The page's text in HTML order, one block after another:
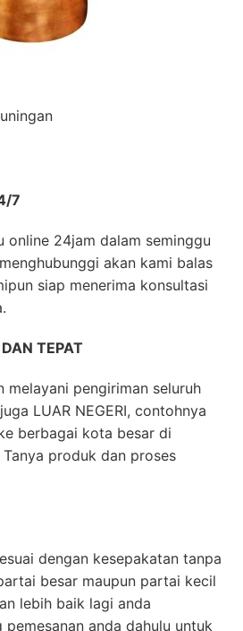
7
online 24jam dalam seminggu
akan kami balas
siap menerima konsultasi
TEPAT
melayani pengiriman seluruh
LUAR NEGERI, contohnya
berbagai kota besar di
Tanya produk dan proses
dengan kesepakatan tanpa
besar maupun partai kecil
lebih baik lagi anda
anda dahulu untuk